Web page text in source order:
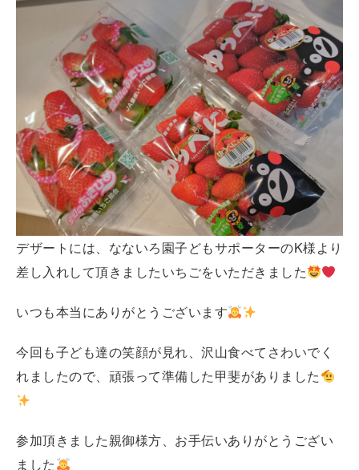
デザートには、なないろ園子どもサポーターのK様より
差し入れして頂きましたいちごをいただきました
いつも本当にありがとうございます
今回も子ども達の笑顔が見れ、沢山食べてさわいでく
れましたので、頑張って準備した甲斐がありました
参加頂きました親御様方、お手伝いありがとうござい
ました